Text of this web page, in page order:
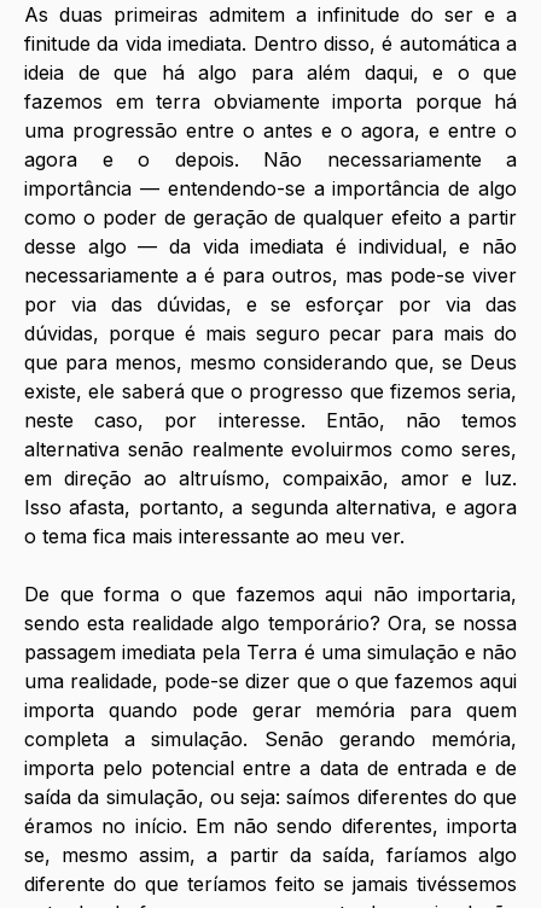
As duas primeiras admitem a infinitude do ser e a
finitude da vida imediata. Dentro disso, é automática a
ideia de que há algo para além daqui, e o que
fazemos em terra obviamente importa porque há
uma progressão entre o antes e o agora, e entre o
agora e o depois. Não necessariamente a
importância — entendendo-se a importância de algo
como o poder de geração de qualquer efeito a partir
desse algo — da vida imediata é individual, e não
necessariamente a é para outros, mas pode-se viver
por via das dúvidas, e se esforçar por via das
dúvidas, porque é mais seguro pecar para mais do
que para menos, mesmo considerando que, se Deus
existe, ele saberá que o progresso que fizemos seria,
neste caso, por interesse. Então, não temos
alternativa senão realmente evoluirmos como seres,
em direção ao altruísmo, compaixão, amor e luz.
Isso afasta, portanto, a segunda alternativa, e agora
o tema fica mais interessante ao meu ver.
De que forma o que fazemos aqui não importaria,
sendo esta realidade algo temporário? Ora, se nossa
passagem imediata pela Terra é uma simulação e não
uma realidade, pode-se dizer que o que fazemos aqui
importa quando pode gerar memória para quem
completa a simulação. Senão gerando memória,
importa pelo potencial entre a data de entrada e de
saída da simulação, ou seja: saímos diferentes do que
éramos no início. Em não sendo diferentes, importa
se, mesmo assim, a partir da saída, faríamos algo
diferente do que teríamos feito se jamais tivéssemos